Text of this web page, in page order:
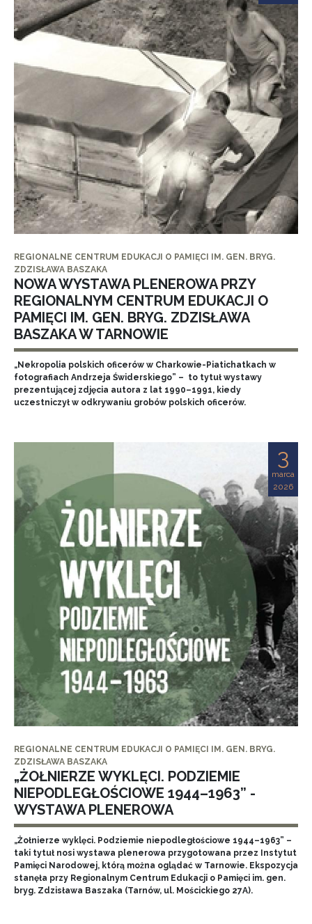
REGIONALNE CENTRUM EDUKACJI O PAMIĘCI IM. GEN. BRYG.
ZDZISŁAWA BASZAKA
NOWA WYSTAWA PLENEROWA PRZY
REGIONALNYM CENTRUM EDUKACJI O
PAMIĘCI IM. GEN. BRYG. ZDZISŁAWA
BASZAKA W TARNOWIE
„Nekropolia polskich oficerów w Charkowie-Piatichatkach w
fotografiach Andrzeja Świderskiego” – to tytuł wystawy
prezentującej zdjęcia autora z lat 1990–1991, kiedy
uczestniczył w odkrywaniu grobów polskich oficerów.
3
marca
2026
REGIONALNE CENTRUM EDUKACJI O PAMIĘCI IM. GEN. BRYG.
ZDZISŁAWA BASZAKA
„ŻOŁNIERZE WYKLĘCI. PODZIEMIE
NIEPODLEGŁOŚCIOWE 1944–1963” -
WYSTAWA PLENEROWA
„Żołnierze wyklęci. Podziemie niepodległościowe 1944–1963” –
taki tytuł nosi wystawa plenerowa przygotowana przez Instytut
Pamięci Narodowej, którą można oglądać w Tarnowie. Ekspozycja
stanęła przy Regionalnym Centrum Edukacji o Pamięci im. gen.
bryg. Zdzisława Baszaka (Tarnów, ul. Mościckiego 27A).